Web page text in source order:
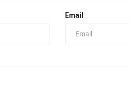
Email